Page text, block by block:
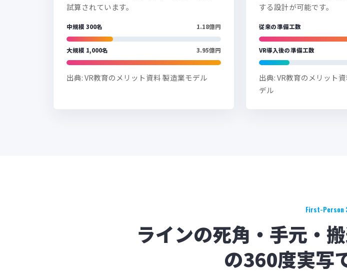
試算されています。
中規模 300名 1.18億円
大規模 1,000名 3.95億円
出典: VR教育のメリット資料 製造業モデル
する設計が可能です。
従来の準備工数
VR導入後の準備工数
出典: VR教育のメリット
デル
First-Person
ラインの死角・手元・
の360度実写